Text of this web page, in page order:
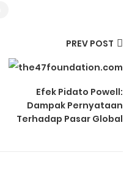
PREV POST
Efek Pidato Powell:
Dampak Pernyataan
Terhadap Pasar Global